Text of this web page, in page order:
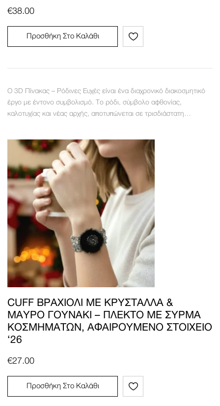
€38.00
Προσθήκη Στο Καλάθι
Ο 3D Πίνακας – Ρόδινες Ευχές είναι ένα διαχρονικό διακοσμητικό
έργο με έντονο συμβολισμό. Το ρόδι, σύμβολο αφθονίας,
καλοτυχίας και νέας αρχής, αποτυπώνεται σε τρισδιάστατη…
CUFF ΒΡΑΧΙΌΛΙ ΜΕ ΚΡΎΣΤΑΛΛΑ &
ΜΑΎΡΟ ΓΟΥΝΆΚΙ – ΠΛΕΚΤΌ ΜΕ ΣΎΡΜΑ
ΚΟΣΜΗΜΆΤΩΝ, ΑΦΑΙΡΟΎΜΕΝΟ ΣΤΟΙΧΕΊΟ
‘26
€27.00
Προσθήκη Στο Καλάθι